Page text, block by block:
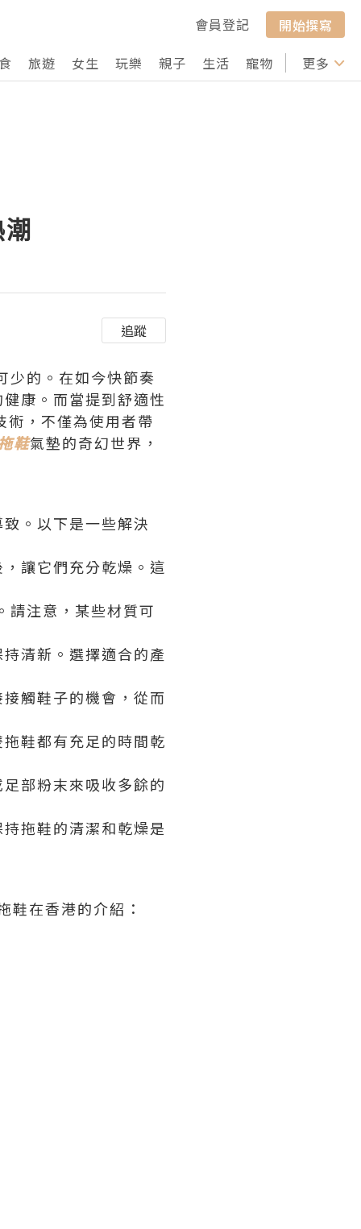
會員登記
開始撰寫
旅遊 女生 玩樂 親子 生活 寵物 行山 打卡
更多
追蹤
少的。在如今快節奏
康。而當提到舒適性
，不僅為使用者帶
鞋氣墊的奇幻世界，
。以下是一些解決
讓它們充分乾燥。這
請注意，某些材質可
清新。選擇適合的產
觸鞋子的機會，從而
鞋都有充足的時間乾
部粉末來吸收多餘的
拖鞋的清潔和乾燥是
在香港的介紹：